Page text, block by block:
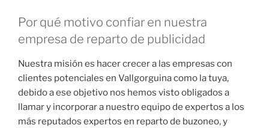
Por qué motivo confiar en nuestra
empresa de reparto de publicidad
Nuestra misión es hacer crecer a las empresas con
clientes potenciales en Vallgorguina como la tuya,
debido a ese objetivo nos hemos visto obligados a
llamar y incorporar a nuestro equipo de expertos a los
más reputados expertos en reparto de buzoneo, y